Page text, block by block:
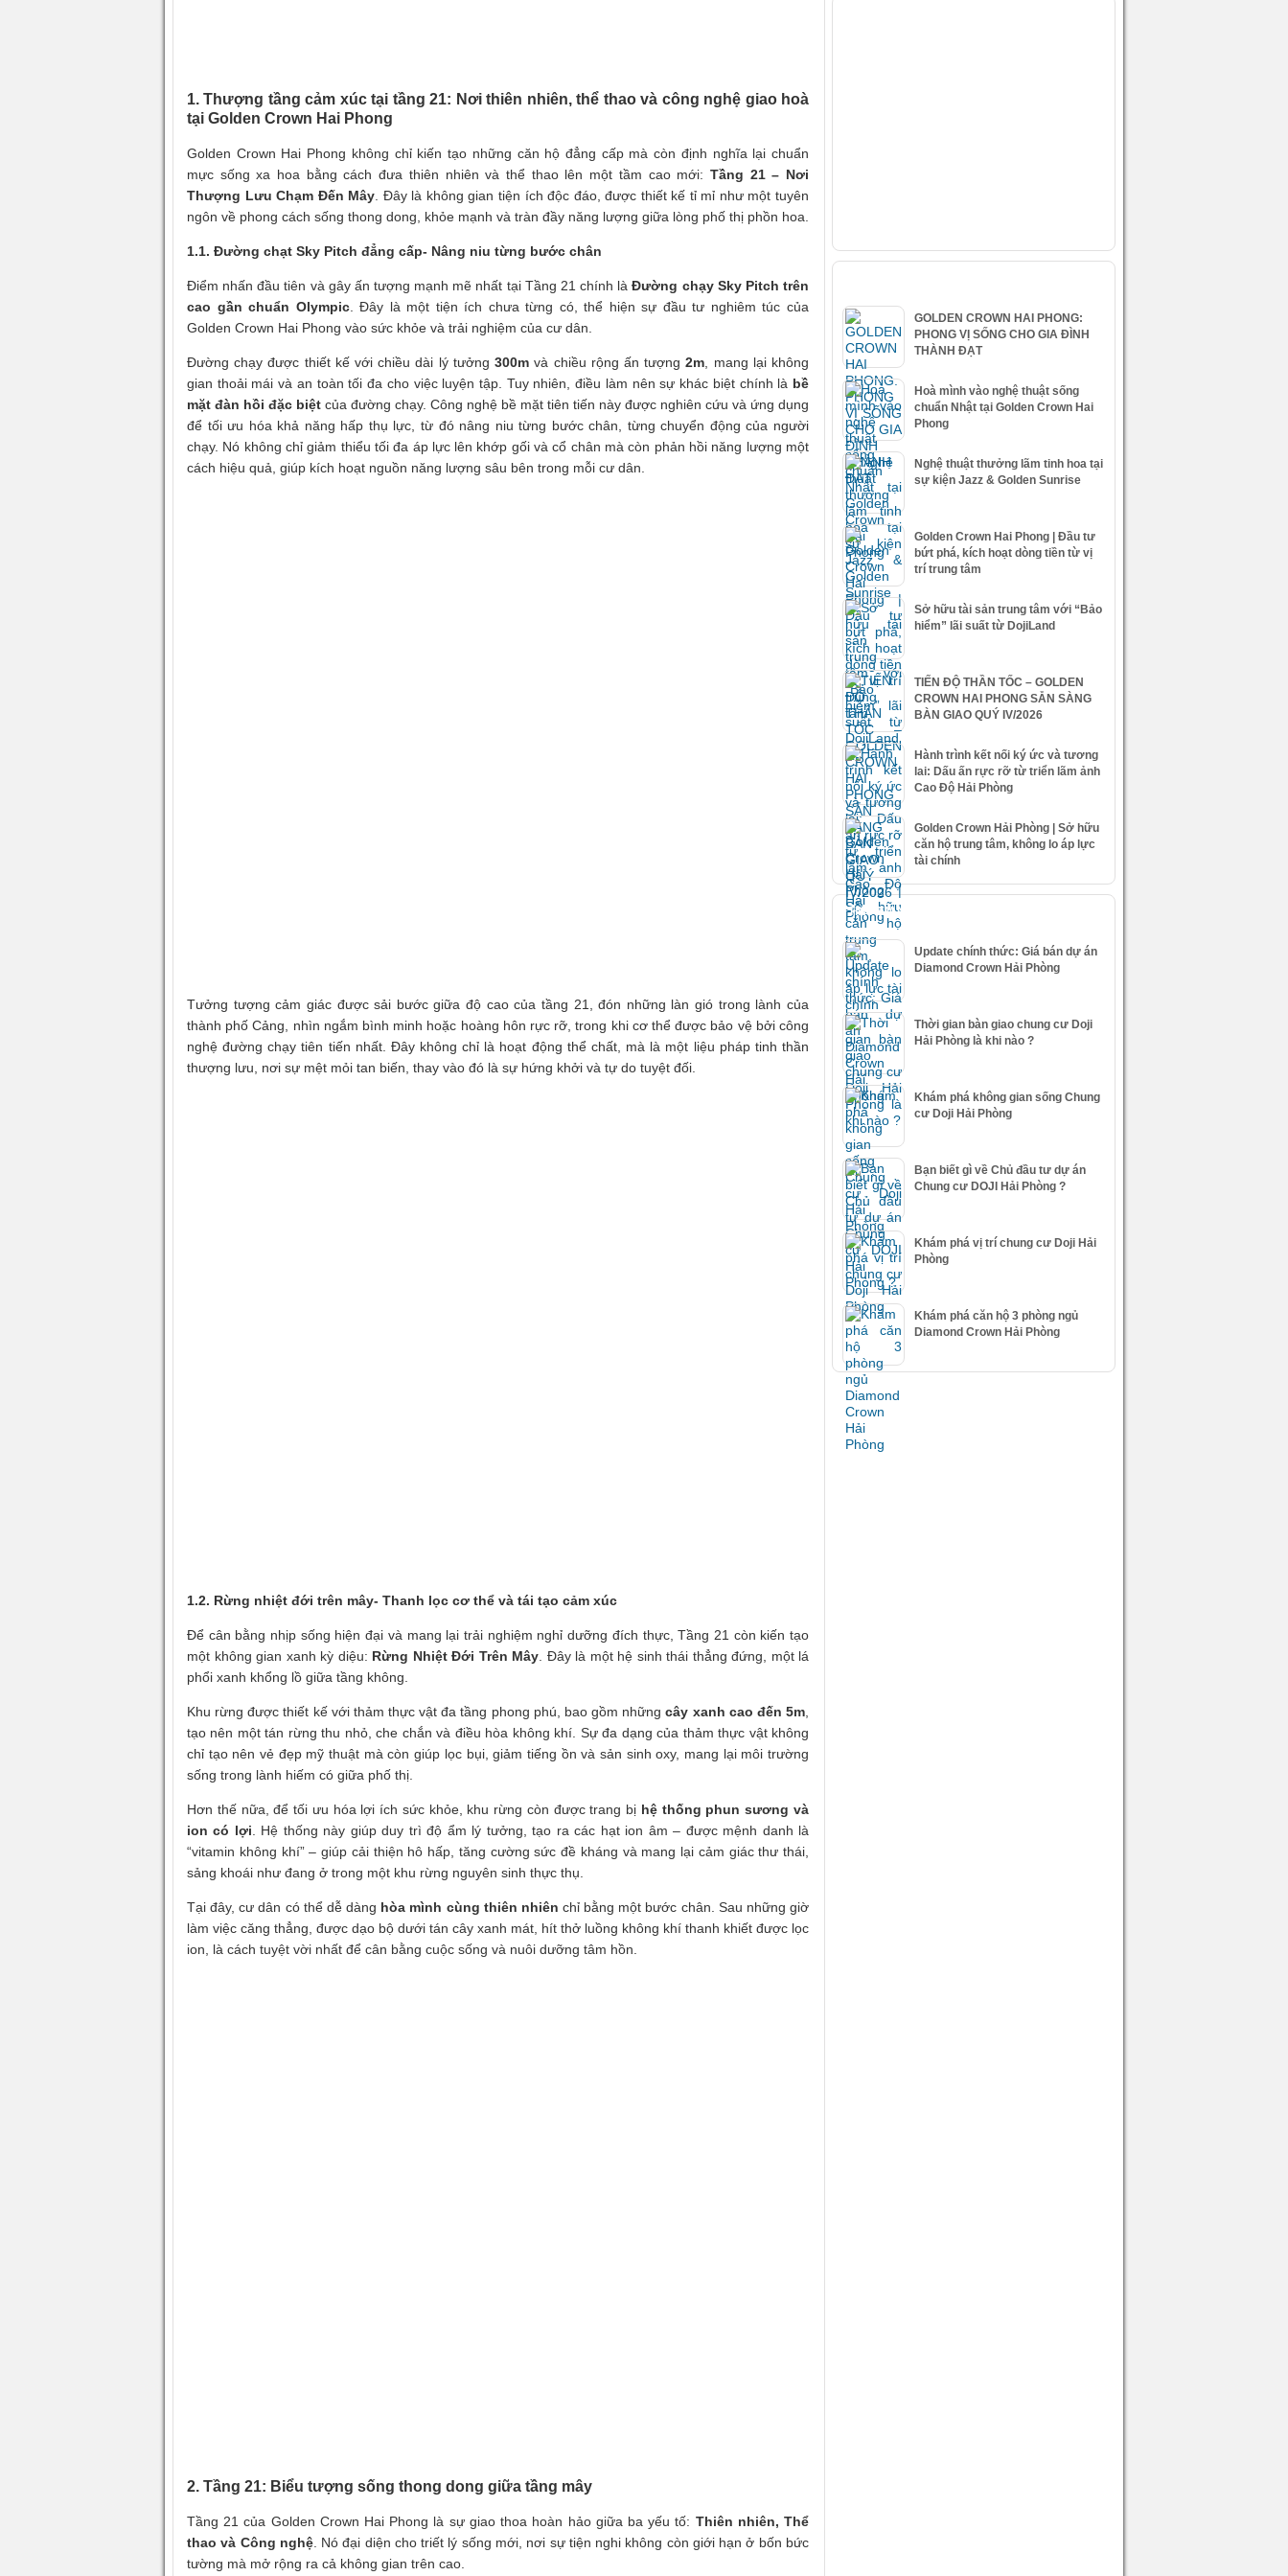
1. Thượng tầng cảm xúc tại tầng 21: Nơi thiên nhiên, thể thao và công nghệ giao hoà
tại Golden Crown Hai Phong
Golden Crown Hai Phong không chỉ kiến tạo những căn hộ đẳng cấp mà còn định nghĩa lại chuẩn
mực sống xa hoa bằng cách đưa thiên nhiên và thể thao lên một tầm cao mới: Tầng 21 – Nơi
Thượng Lưu Chạm Đến Mây. Đây là không gian tiện ích độc đáo, được thiết kế tỉ mỉ như một tuyên
ngôn về phong cách sống thong dong, khỏe mạnh và tràn đầy năng lượng giữa lòng phố thị phồn hoa.
1.1. Đường chạt Sky Pitch đẳng cấp- Nâng niu từng bước chân
Điểm nhấn đầu tiên và gây ấn tượng mạnh mẽ nhất tại Tầng 21 chính làĐường chạy Sky Pitch trên
cao gần chuẩn Olympic. Đây là một tiện ích chưa từng có, thể hiện sự đầu tư nghiêm túc của
Golden Crown Hai Phong vào sức khỏe và trải nghiệm của cư dân.
Đường chạy được thiết kế với chiều dài lý tưởng300m và chiều rộng ấn tượng2m, mang lại không
gian thoải mái và an toàn tối đa cho việc luyện tập. Tuy nhiên, điều làm nên sự khác biệt chính là bề
mặt đàn hồi đặc biệt của đường chạy. Công nghệ bề mặt tiên tiến này được nghiên cứu và ứng dụng
để tối ưu hóa khả năng hấp thụ lực, từ đó nâng niu từng bước chân, từng chuyển động của người
chạy. Nó không chỉ giảm thiểu tối đa áp lực lên khớp gối và cổ chân mà còn phản hồi năng lượng một
cách hiệu quả, giúp kích hoạt nguồn năng lượng sâu bên trong mỗi cư dân.
Tưởng tượng cảm giác được sải bước giữa độ cao của tầng 21, đón những làn gió trong lành của
thành phố Cảng, nhìn ngắm bình minh hoặc hoàng hôn rực rỡ, trong khi cơ thể được bảo vệ bởi công
nghệ đường chạy tiên tiến nhất. Đây không chỉ là hoạt động thể chất, mà là một liệu pháp tinh thần
thượng lưu, nơi sự mệt mỏi tan biến, thay vào đó là sự hứng khởi và tự do tuyệt đối.
1.2. Rừng nhiệt đới trên mây- Thanh lọc cơ thể và tái tạo cảm xúc
Để cân bằng nhịp sống hiện đại và mang lại trải nghiệm nghỉ dưỡng đích thực, Tầng 21 còn kiến tạo
một không gian xanh kỳ diệu: Rừng Nhiệt Đới Trên Mây. Đây là một hệ sinh thái thẳng đứng, một lá
phổi xanh khổng lồ giữa tầng không.
Khu rừng được thiết kế với thảm thực vật đa tầng phong phú, bao gồm nhữngcây xanh cao đến 5m,
tạo nên một tán rừng thu nhỏ, che chắn và điều hòa không khí. Sự đa dạng của thảm thực vật không
chỉ tạo nên vẻ đẹp mỹ thuật mà còn giúp lọc bụi, giảm tiếng ồn và sản sinh oxy, mang lại môi trường
sống trong lành hiếm có giữa phố thị.
Hơn thế nữa, để tối ưu hóa lợi ích sức khỏe, khu rừng còn được trang bị hệ thống phun sương và
ion có lợi. Hệ thống này giúp duy trì độ ẩm lý tưởng, tạo ra các hạt ion âm – được mệnh danh là
“vitamin không khí” – giúp cải thiện hô hấp, tăng cường sức đề kháng và mang lại cảm giác thư thái,
sảng khoái như đang ở trong một khu rừng nguyên sinh thực thụ.
Tại đây, cư dân có thể dễ dàng hòa mình cùng thiên nhiên chỉ bằng một bước chân. Sau những giờ
làm việc căng thẳng, được dạo bộ dưới tán cây xanh mát, hít thở luồng không khí thanh khiết được lọc
ion, là cách tuyệt vời nhất để cân bằng cuộc sống và nuôi dưỡng tâm hồn.
2. Tầng 21: Biểu tượng sống thong dong giữa tầng mây
Tầng 21 của Golden Crown Hai Phong là sự giao thoa hoàn hảo giữa ba yếu tố: Thiên nhiên, Thể
thao và Công nghệ. Nó đại diện cho triết lý sống mới, nơi sự tiện nghi không còn giới hạn ở bốn bức
tường mà mở rộng ra cả không gian trên cao.
GOLDEN CROWN HAI PHONG:
PHONG VỊ SỐNG CHO GIA ĐÌNH
THÀNH ĐẠT
Hoà mình vào nghệ thuật sống
chuẩn Nhật tại Golden Crown Hai
Phong
Nghệ thuật thưởng lãm tinh hoa tại
sự kiện Jazz & Golden Sunrise
Golden Crown Hai Phong | Đầu tư
bứt phá, kích hoạt dòng tiền từ vị
trí trung tâm
Sở hữu tài sản trung tâm với “Bảo
hiểm” lãi suất từ DojiLand
TIẾN ĐỘ THẦN TỐC – GOLDEN
CROWN HAI PHONG SẴN SÀNG
BÀN GIAO QUÝ IV/2026
Hành trình kết nối ký ức và tương
lai: Dấu ấn rực rỡ từ triển lãm ảnh
Cao Độ Hải Phòng
Golden Crown Hải Phòng | Sở hữu
căn hộ trung tâm, không lo áp lực
tài chính
TIN XEM NHIỀU
Update chính thức: Giá bán dự án
Diamond Crown Hải Phòng
Thời gian bàn giao chung cư Doji
Hải Phòng là khi nào ?
Khám phá không gian sống Chung
cư Doji Hải Phòng
Bạn biết gì về Chủ đầu tư dự án
Chung cư DOJI Hải Phòng ?
Khám phá vị trí chung cư Doji Hải
Phòng
Khám phá căn hộ 3 phòng ngủ
Diamond Crown Hải Phòng